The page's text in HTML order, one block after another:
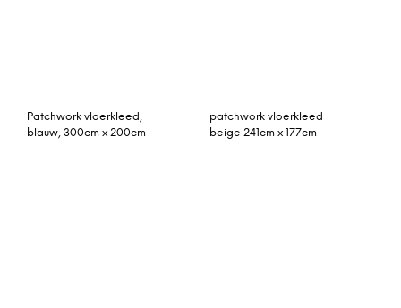
beni ouarain 313cm x
202cm hoogpolig
rozenkelim kussen 50cm x
30cm incl binnenkussen